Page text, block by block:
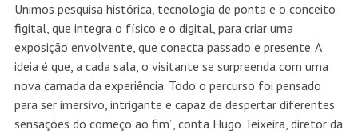
Unimos pesquisa histórica, tecnologia de ponta e o conceito
figital, que integra o físico e o digital, para criar uma
exposição envolvente, que conecta passado e presente. A
ideia é que, a cada sala, o visitante se surpreenda com uma
nova camada da experiência. Todo o percurso foi pensado
para ser imersivo, intrigante e capaz de despertar diferentes
sensações do começo ao fim”, conta Hugo Teixeira, diretor da